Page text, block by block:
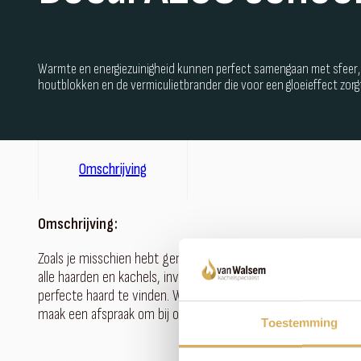
Toestemming
Warmte en energiezuinigheid kunnen perfect samengaan met
houtblokken en de vermiculietbrander die voor een gloeieffect
Omschrijving
Omschrijving:
Zoals je misschien hebt gemerkt, hebben we een uitgebreid
alle haarden en kachels, investeren wij liever in persoonlijk
perfecte haard te vinden. Wil je meer weten over dit
maak een afspraak om bij ons langs te komen - we staan